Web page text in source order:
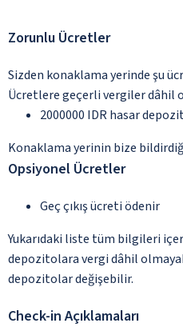
Zorunlu Ücretler
Sizden konaklama yerinde şu
Ücretlere geçerli vergiler dâhil
2000000 IDR hasar
Konaklama yerinin bize
Opsiyonel Ücretler
Geç çıkış ücreti ödenir
Yukarıdaki liste tüm bilgileri
depozitolara vergi dâhil
depozitolar değişebilir.
Check-in Açıklamaları